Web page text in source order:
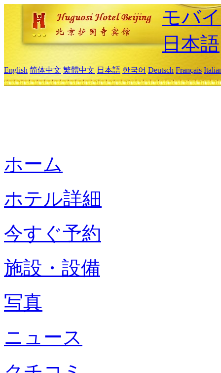
モバ
日本語
English 简体中文 繁體中文 日本語 한국어 Deutsch Français
ホーム
ホテル詳細
今すぐ予約
施設・設備
写真
ニュース